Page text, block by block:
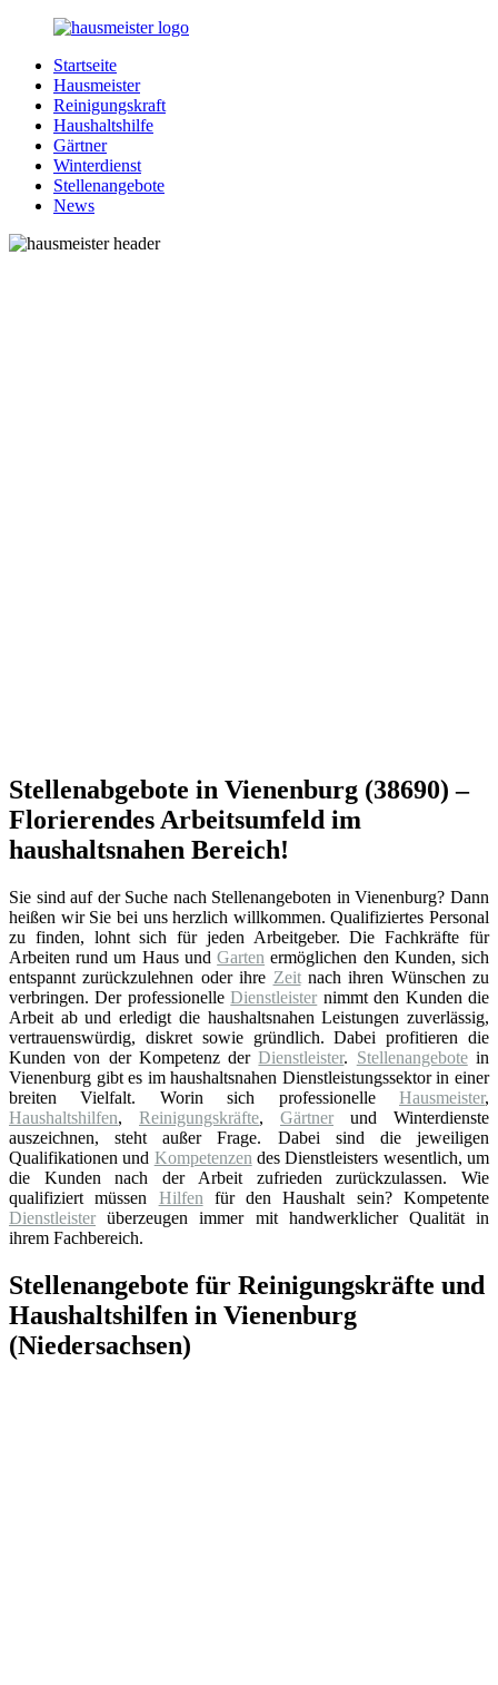
Zurück
Inhalt
Hausmeister.de
Alles
rund
Ihren
Haushalt
Startseite
Hausmeister
Reinigungskraft
Haushaltshilfe
Gärtner
Winterdienst
Stellenangebote
News
Stellenabgebote in Vienenburg (38690) –
Florierendes Arbeitsumfeld im
haushaltsnahen Bereich!
Sie sind auf der Suche nach Stellenangeboten in Vienenburg? Dann
heißen wir Sie bei uns herzlich willkommen. Qualifiziertes Personal
zu finden, lohnt sich für jeden Arbeitgeber. Die Fachkräfte für
Arbeiten rund um Haus undGarten ermöglichen den Kunden, sich
entspannt zurückzulehnen oder ihre Zeitnach ihren Wünschen zu
verbringen. Der professionelleDienstleister nimmt den Kunden die
Arbeit ab und erledigt die haushaltsnahen Leistungen zuverlässig,
vertrauenswürdig, diskret sowie gründlich. Dabei profitieren die
Kunden von der Kompetenz derDienstleister. Stellenangebotein
Vienenburg gibt es im haushaltsnahen Dienstleistungssektor in einer
breiten Vielfalt. Worin sich professionelle Hausmeister,
Haushaltshilfen, Reinigungskräfte, Gärtner und Winterdienste
auszeichnen, steht außer Frage. Dabei sind die jeweiligen
Qualifikationen und Kompetenzen des Dienstleisters wesentlich, um
die Kunden nach der Arbeit zufrieden zurückzulassen. Wie
qualifiziert müssen Hilfen für den Haushalt sein? Kompetente
Dienstleister überzeugen immer mit handwerklicher Qualität in
ihrem Fachbereich.
Stellenangebote für Reinigungskräfte und
Haushaltshilfen in Vienenburg
(Niedersachsen)